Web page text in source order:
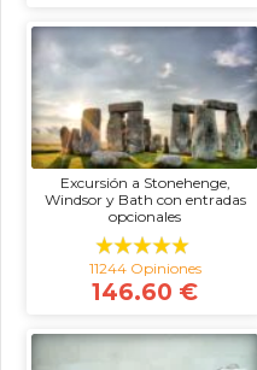
Excursión a Stonehenge,
Windsor y Bath con entradas
opcionales
11244 Opiniones
146.60 €